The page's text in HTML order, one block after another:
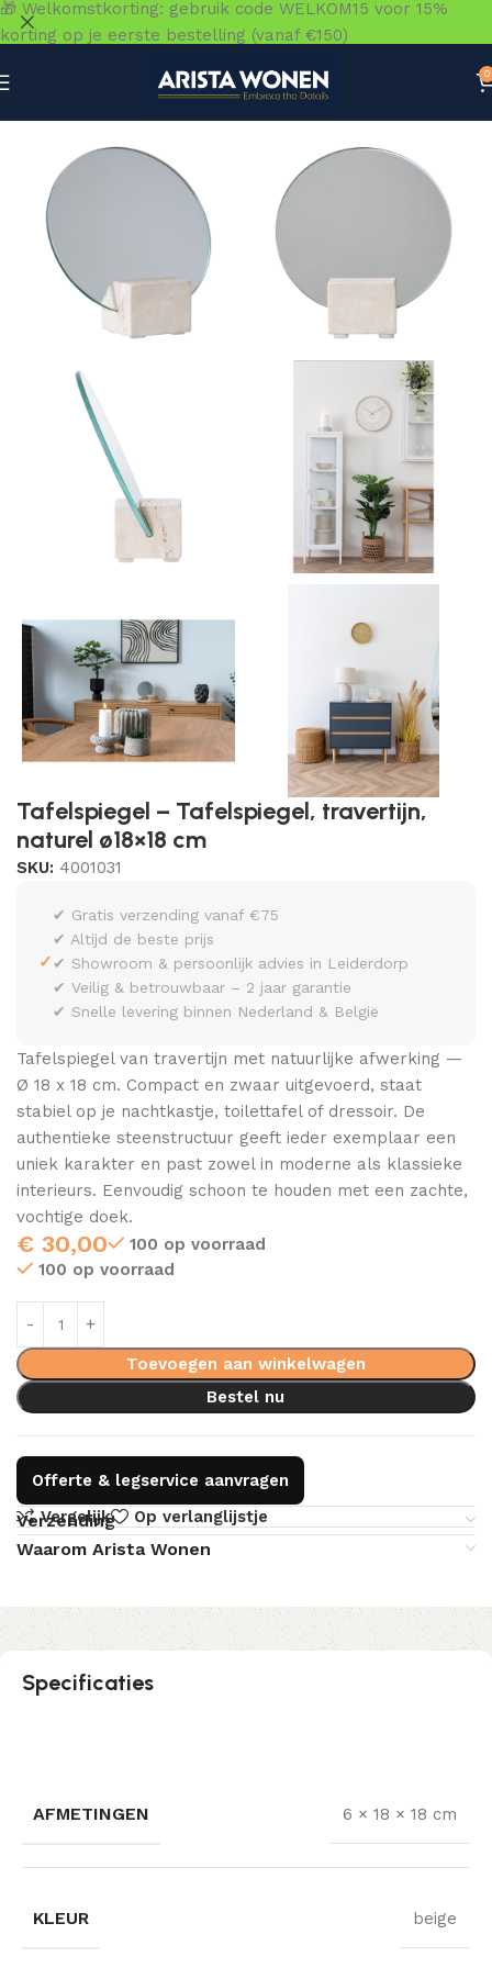
0
Tafelspiegel – Tafelspiegel, travertijn,
naturel ø18×18 cm
SKU: 4001031
✓
✔ Gratis verzending vanaf €75
✔ Altijd de beste prijs
✔ Showroom & persoonlijk advies in Leiderdorp
✔ Veilig & betrouwbaar – 2 jaar garantie
✔ Snelle levering binnen Nederland & België
Tafelspiegel van travertijn met natuurlijke afwerking —
Ø 18 x 18 cm. Compact en zwaar uitgevoerd, staat
stabiel op je nachtkastje, toilettafel of dressoir. De
authentieke steenstructuur geeft ieder exemplaar een
uniek karakter en past zowel in moderne als klassieke
interieurs. Eenvoudig schoon te houden met een zachte,
vochtige doek.
€ 30,00
100 op voorraad
100 op voorraad
Toevoegen aan winkelwagen
Bestel nu
Offerte & legservice aanvragen
Vergelijk
Op verlanglijstje
Verzending
Waarom Arista Wonen
Specificaties
AFMETINGEN 6 × 18 × 18 cm
KLEUR beige
🎁 Welkomstkorting: gebruik code WELKOM15 voor 15%
korting op je eerste bestelling (vanaf €150)